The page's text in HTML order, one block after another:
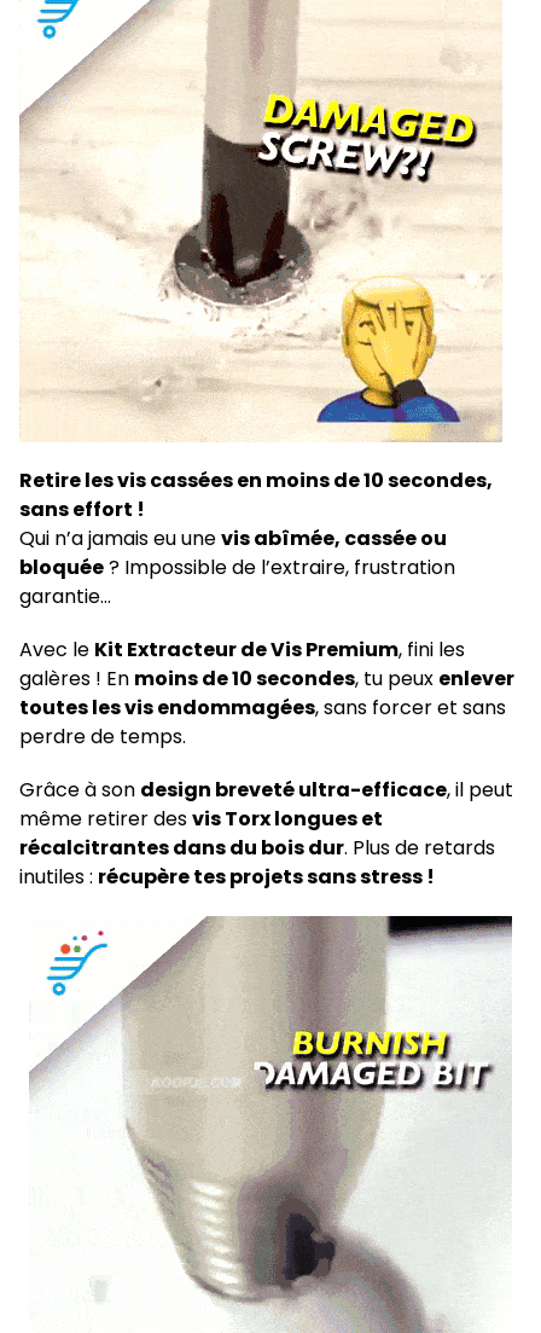
Retire les vis cassées en moins de 10 secondes,
sans effort !
Qui n’a jamais eu unevis abîmée, cassée ou
bloquée? Impossible de l’extraire, frustration
garantie…
Avec le Kit Extracteur de Vis Premium, fini les
galères ! En moins de 10 secondes, tu peux enlever
toutes les vis endommagées, sans forcer et sans
perdre de temps.
Grâce à son design breveté ultra-efficace, il peut
même retirer desvis Torx longues et
récalcitrantes dans du bois dur. Plus de retards
inutiles : récupère tes projets sans stress !
ce kit
toutes
de 10
pour les
.
toutes les
toutes
tout type
, et même
.